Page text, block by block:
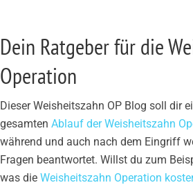
Dein Ratgeber für die
Operation
Dieser Weisheitszahn OP Blog soll dir
gesamten Ablauf der Weisheitszahn
während und auch nach dem Eingriff
Fragen beantwortet. Willst du zum
was die Weisheitszahn Operation